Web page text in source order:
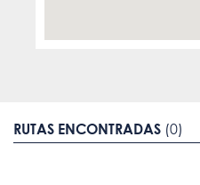
RUTAS ENCONTRADAS (0)